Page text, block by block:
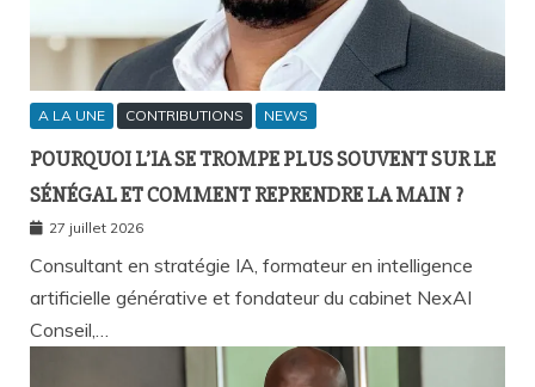
A LA UNE CONTRIBUTIONS NEWS
POURQUOI L’IA SE TROMPE PLUS SOUVENT SUR LE
SÉNÉGAL ET COMMENT REPRENDRE LA MAIN ?
27 juillet 2026
Consultant en stratégie IA, formateur en intelligence
artificielle générative et fondateur du cabinet NexAI
Conseil,…